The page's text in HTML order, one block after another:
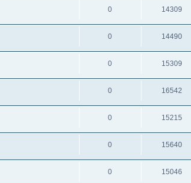
0 14309
0 14490
0 15309
0 16542
0 15215
0 15640
0 15046